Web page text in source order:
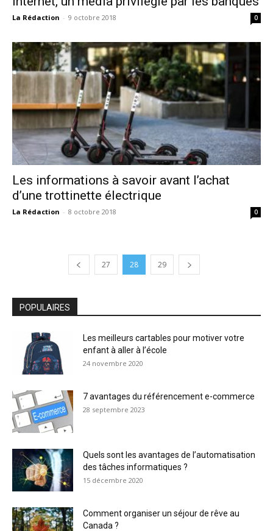
La Rédaction - 9 octobre 2018 0
Les informations à savoir avant l’achat
d’une trottinette électrique
La Rédaction - 8 octobre 2018 0
27 28 29
POPULAIRES
Les meilleurs cartables pour motiver votre
enfant à aller à l’école
24 novembre 2020
7 avantages du référencement e-commerce
28 septembre 2023
Quels sont les avantages de l’automatisation
des tâches informatiques ?
15 décembre 2020
Comment organiser un séjour de rêve au
Canada ?